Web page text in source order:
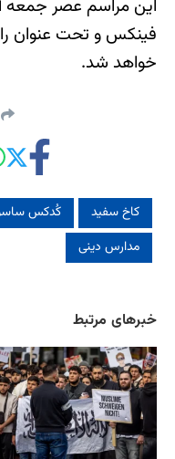
این مراسم عصر جمعه
فینکس و تحت عنوان
خواهد شد.
کاخ سفید کُدکس
مدارس دینی
خبرهای مرتبط